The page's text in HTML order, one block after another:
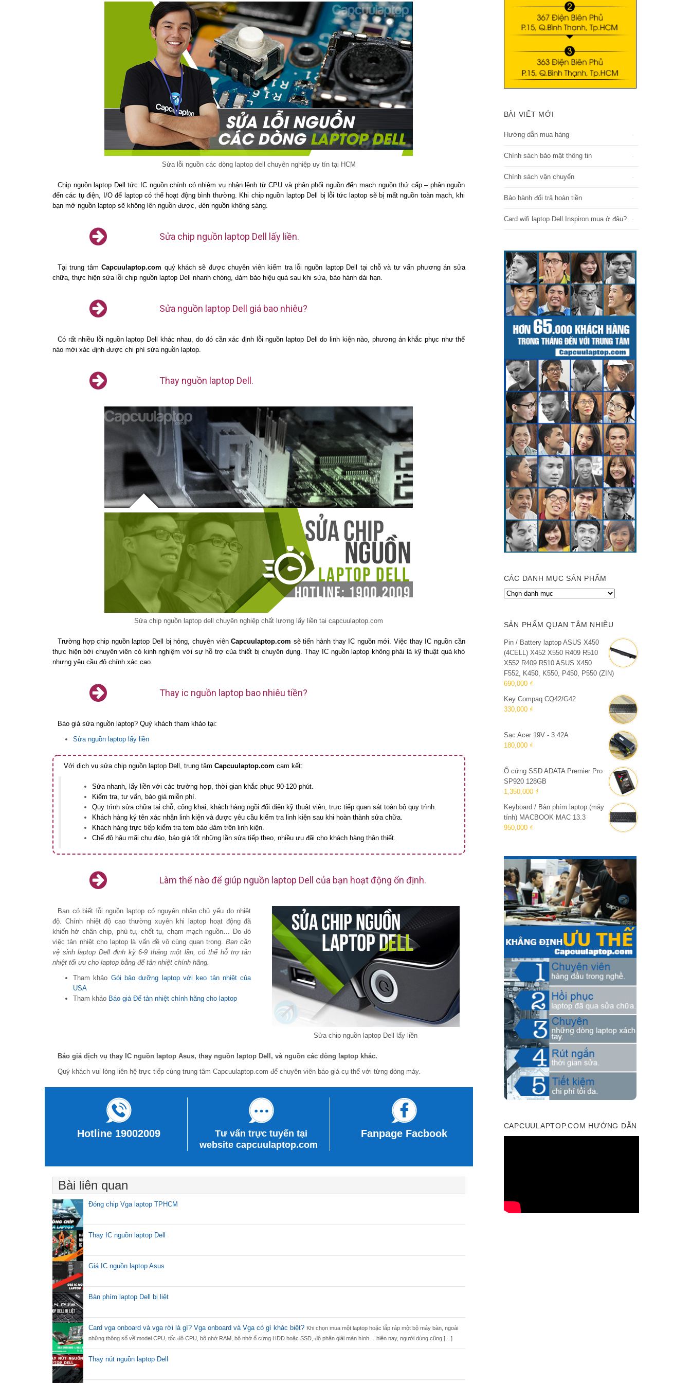
Sửa lỗi nguồn các dòng laptop dell chuyên nghiệp uy tín tại HCM
Chip nguồn laptop Dell tức IC nguồn chính có nhiệm vụ nhận lệnh từ CPU và phân phối nguồn đến mạch nguồn thứ cấp – phân nguồn
đến các tụ điện, I/O để laptop có thể hoạt động bình thường. Khi chip nguồn laptop Dell bị lỗi tức laptop sẽ bị mất nguồn toàn mạch, khi
bạn mở nguồn laptop sẽ không lên nguồn được, đèn nguồn không sáng.
Sửa chip nguồn laptop Dell lấy liền.
Tại trung tâm Capcuulaptop.com quý khách sẽ được chuyên viên kiểm tra lỗi nguồn laptop Dell tại chỗ và tư vấn phương án sửa
chữa, thực hiện sửa lỗi chip nguồn laptop Dell nhanh chóng, đảm bảo hiệu quả sau khi sửa, bảo hành dài hạn.
Sửa nguồn laptop Dell giá bao nhiêu?
Có rất nhiều lỗi nguồn laptop Dell khác nhau, do đó cần xác định lỗi nguồn laptop Dell do linh kiện nào, phương án khắc phục như thế
nào mới xác định được chi phí sửa nguồn laptop.
Thay nguồn laptop Dell.
Sửa chip nguồn laptop dell chuyên nghiệp chất lượng lấy liền tại capcuulaptop.com
Trường hợp chip nguồn laptop Dell bị hỏng, chuyên viênCapcuulaptop.com sẽ tiến hành thay IC nguồn mới. Việc thay IC nguồn cần
thực hiện bởi chuyên viên có kinh nghiệm với sự hỗ trợ của thiết bị chuyên dụng. Thay IC nguồn laptop không phải là kỹ thuật quá khó
nhưng yêu cầu độ chính xác cao.
Thay ic nguồn laptop bao nhiêu tiền?
Báo giá sửa nguồn laptop? Quý khách tham khảo tại:
Sửa nguồn laptop lấy liền
Với dịch vụ sửa chip nguồn laptop Dell, trung tâm Capcuulaptop.com cam kết:
Sửa nhanh, lấy liền với các trường hợp, thời gian khắc phục 90-120 phút.
Kiểm tra, tư vấn, báo giá miễn phí.
Quy trình sửa chữa tại chỗ, công khai, khách hàng ngồi đối diện kỹ thuật viên, trực tiếp quan sát toàn bộ quy trình.
Khách hàng ký tên xác nhận linh kiện và được yêu cầu kiểm tra linh kiện sau khi hoàn thành sửa chữa.
Khách hàng trực tiếp kiểm tra tem bảo đảm trên linh kiện.
Chế độ hậu mãi chu đáo, báo giá tốt những lần sửa tiếp theo, nhiều ưu đãi cho khách hàng thân thiết.
Làm thế nào để giúp nguồn laptop Dell của bạn hoạt động ổn định.
Bạn có biết lỗi nguồn laptop có nguyên nhân chủ yếu do nhiệt
độ. Chính nhiệt độ cao thường xuyên khi laptop hoạt động đã
khiến hở chân chip, phù tụ, chết tụ, chạm mạch nguồn… Do đó
việc tản nhiệt cho laptop là vấn đề vô cùng quan trọng. Bạn cần
vệ sinh laptop Dell định kỳ 6-9 tháng một lần, có thể hỗ trợ tản
nhiệt tối ưu cho laptop bằng đế tản nhiệt chính hãng.
Tham khảo Gói bảo dưỡng laptop với keo tản nhiệt của
USA
Tham khảo Báo giá Đế tản nhiệt chính hãng cho laptop
Sửa chip nguồn laptop Dell lấy liền
Báo giá dịch vụ thay IC nguồn laptop Asus, thay nguồn laptop Dell, và nguồn các dòng laptop khác.
Quý khách vui lòng liên hệ trực tiếp cùng trung tâm Capcuulaptop.com để chuyên viên báo giá cụ thể với từng dòng máy.
Hotline 19002009
Tư vấn trực tuyến tại
website capcuulaptop.com
Fanpage Facbook
Bài liên quan
Đóng chip Vga laptop TPHCM
Thay IC nguồn laptop Dell
Giá IC nguồn laptop Asus
Bàn phím laptop Dell bị liệt
Card vga onboard và vga rời là gì? Vga onboard và Vga có gì khác biệt? Khi chọn mua một laptop hoặc lắp ráp một bộ máy bàn, ngoài
những thông số về model CPU, tốc độ CPU, bộ nhớ RAM, bộ nhớ ổ cứng HDD hoặc SSD, độ phân giải màn hình… hiện nay, người dùng cũng […]
Thay nút nguồn laptop Dell
BÀI VIẾT MỚI
Hướng dẫn mua hàng
Chính sách bảo mật thông tin
Chính sách vận chuyển
Bảo hành đổi trả hoàn tiền
Card wifi laptop Dell Inspiron mua ở đâu?
CÁC DANH MỤC SẢN PHẨM
SẢN PHẨM QUAN TÂM NHIỀU
Pin / Battery laptop ASUS X450
(4CELL) X452 X550 R409 R510
X552 R409 R510 ASUS X450
F552, K450, K550, P450, P550 (ZIN)
690,000 ₫
Key Compaq CQ42/G42
330,000 ₫
Sạc Acer 19V - 3.42A
180,000 ₫
Ổ cứng SSD ADATA Premier Pro
SP920 128GB
1,350,000 ₫
Keyboard / Bàn phím laptop (máy
tính) MACBOOK MAC 13.3
950,000 ₫
CAPCUULAPTOP.COM HƯỚNG DẪN